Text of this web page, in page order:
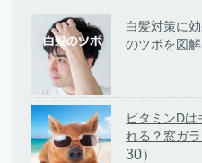
白髪対策に
のツボを図解
ビタミンDは
れる？窓ガ
30）